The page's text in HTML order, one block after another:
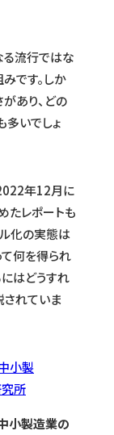
る流行ではな
です。しか
あり、どの
多いでしょ
年12月に
たレポートも
化の実態は
て何を得られ
にはどうすれ
されていま
小製
所
小製造業の